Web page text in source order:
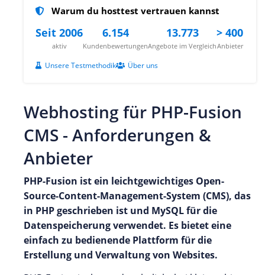
Warum du hosttest vertrauen kannst
Seit 2006
aktiv
6.154
Kundenbewertungen
13.773
Angebote im Vergleich
> 400
Anbieter
Unsere Testmethodik Über uns
Webhosting für PHP-Fusion
CMS - Anforderungen &
Anbieter
PHP-Fusion ist ein leichtgewichtiges Open-
Source-Content-Management-System (CMS), das
in PHP geschrieben ist und MySQL für die
Datenspeicherung verwendet. Es bietet eine
einfach zu bedienende Plattform für die
Erstellung und Verwaltung von Websites.